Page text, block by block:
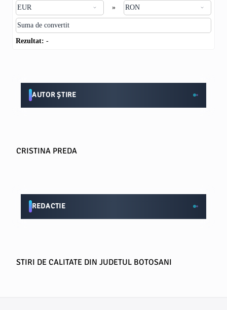
»
Rezultat: -
AUTOR ȘTIRE
CRISTINA PREDA
REDACTIE
STIRI DE CALITATE DIN JUDETUL BOTOSANI